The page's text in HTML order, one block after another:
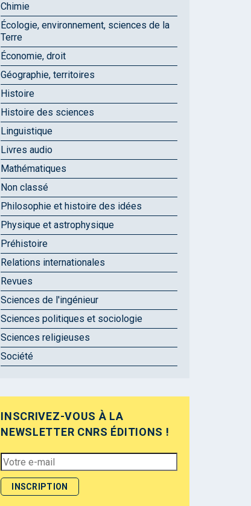
Chimie
Écologie, environnement, sciences de la
Terre
Économie, droit
Géographie, territoires
Histoire
Histoire des sciences
Linguistique
Livres audio
Mathématiques
Non classé
Philosophie et histoire des idées
Physique et astrophysique
Préhistoire
Relations internationales
Revues
Sciences de l'ingénieur
Sciences politiques et sociologie
Sciences religieuses
Société
INSCRIVEZ-VOUS À LA
NEWSLETTER CNRS ÉDITIONS !